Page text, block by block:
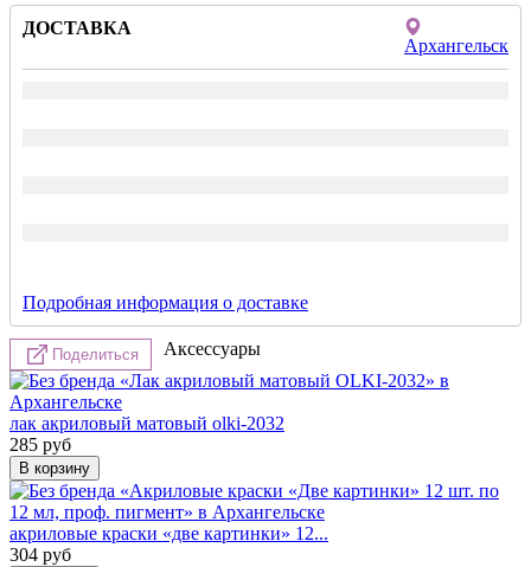
ДОСТАВКА
Архангельск
Подробная информация о доставке
Поделиться Аксессуары
лак акриловый матовый olki-2032
285 руб
акриловые краски «две картинки» 12...
304 руб